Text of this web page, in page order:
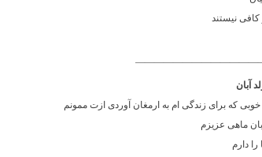
نیستند
آبان
که برای زندگی ام به ارمغان آوردی ازت ممونم
ماهی عزیزم
دارم